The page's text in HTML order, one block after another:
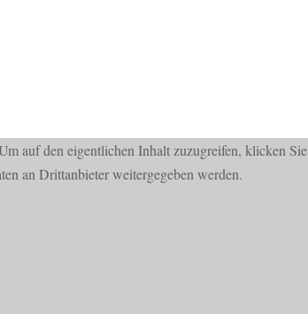
auf den eigentlichen Inhalt zuzugreifen, klicken Sie
an Drittanbieter weitergegeben werden.